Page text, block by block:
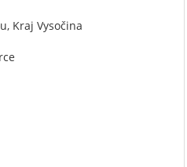
Kraj Vysočina